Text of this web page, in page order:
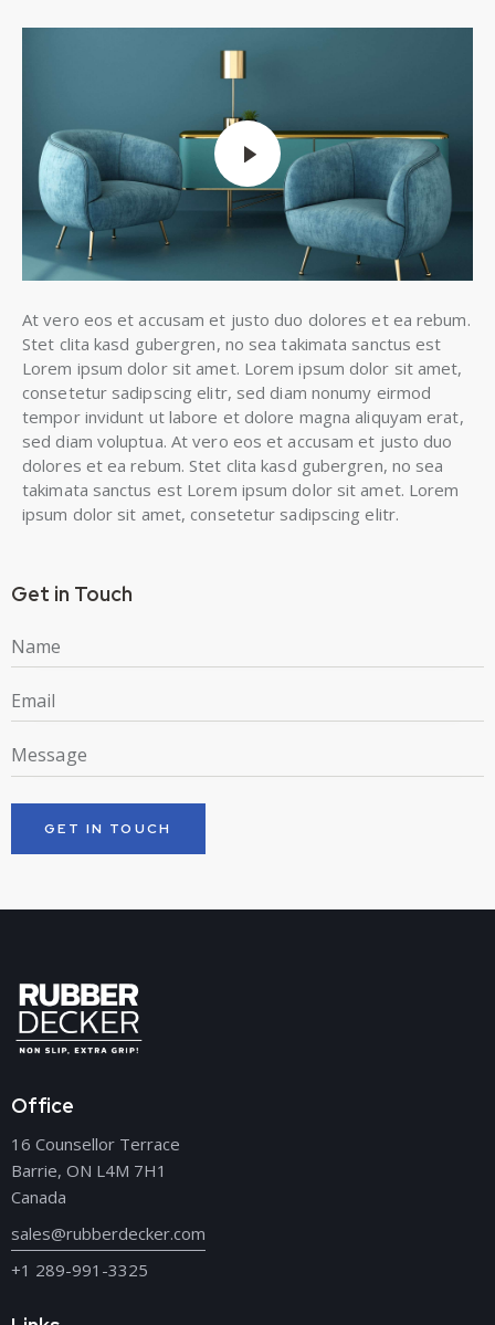
At vero eos et accusam et justo duo dolores et ea rebum.
Stet clita kasd gubergren, no sea takimata sanctus est
Lorem ipsum dolor sit amet. Lorem ipsum dolor sit amet,
consetetur sadipscing elitr, sed diam nonumy eirmod
tempor invidunt ut labore et dolore magna aliquyam erat,
sed diam voluptua. At vero eos et accusam et justo duo
dolores et ea rebum. Stet clita kasd gubergren, no sea
takimata sanctus est Lorem ipsum dolor sit amet. Lorem
ipsum dolor sit amet, consetetur sadipscing elitr.
Get in Touch
Office
16 Counsellor Terrace
Barrie, ON L4M 7H1
Canada
sales@rubberdecker.com
+1 289-991-3325